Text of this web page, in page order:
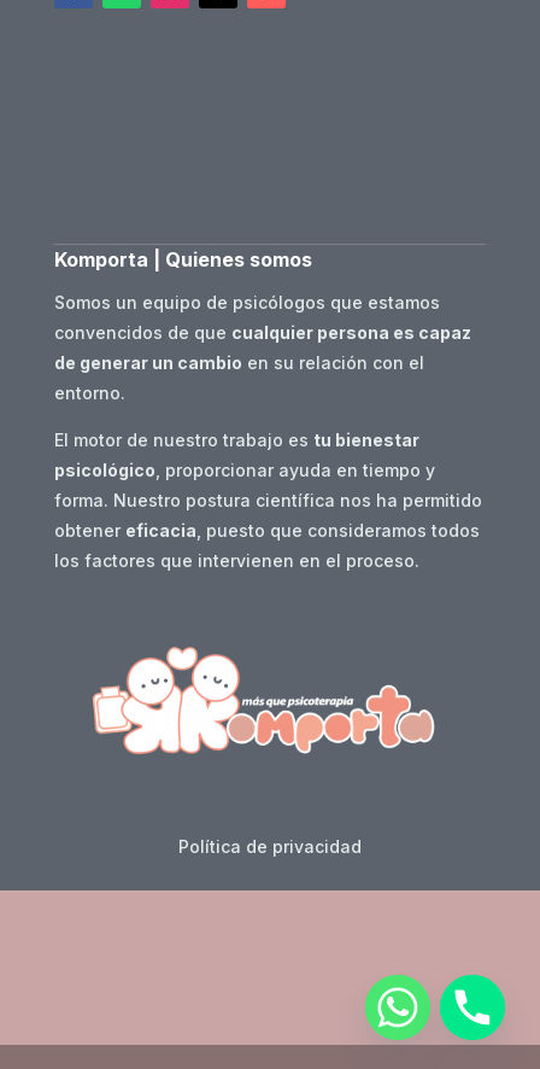
Komporta | Quienes somos
Somos un equipo de psicólogos que estamos
convencidos de que cualquier persona es capaz
de generar un cambio en su relación con el
entorno.
El motor de nuestro trabajo es tu bienestar
psicológico , proporcionar ayuda en tiempo y
forma. Nuestro postura científica nos ha permitido
obtener eficacia , puesto que consideramos todos
los factores que intervienen en el proceso.
Política de privacidad